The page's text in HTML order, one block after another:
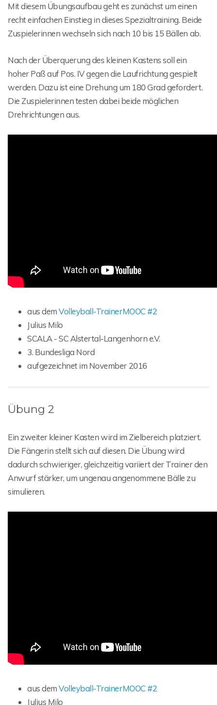
Mit diesem Übungsaufbau geht es zunächst um einen
recht einfachen Einstieg in dieses Spezialtraining. Beide
Zuspielerinnen wechseln sich nach 10 bis 15 Bällen ab.
Nach der Überquerung des kleinen Kastens soll ein
hoher Paß auf Pos. IV gegen die Laufrichtung gespielt
werden. Dazu ist eine Drehung um 180 Grad gefordert.
Die Zuspielerinnen testen dabei beide möglichen
Drehrichtungen aus.
aus demVolleyball-TrainerMOOC #2
Julius Milo
SCALA - SC Alstertal-Langenhorn e.V.
3. Bundesliga Nord
aufgezeichnet im November 2016
Übung 2
Ein zweiter kleiner Kasten wird im Zielbereich platziert.
Die Fängerin stellt sich auf diesen. Die Übung wird
dadurch schwieriger, gleichzeitig variiert der Trainer den
Anwurf stärker, um ungenau angenommene Bälle zu
simulieren.
aus demVolleyball-TrainerMOOC #2
Julius Milo